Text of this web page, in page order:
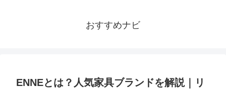
おすすめナビ
ENNEとは？人気家具ブランドを解説｜リ